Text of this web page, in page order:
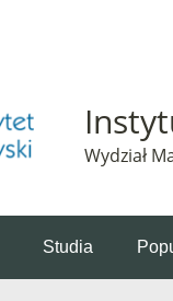
Wydział
Studia